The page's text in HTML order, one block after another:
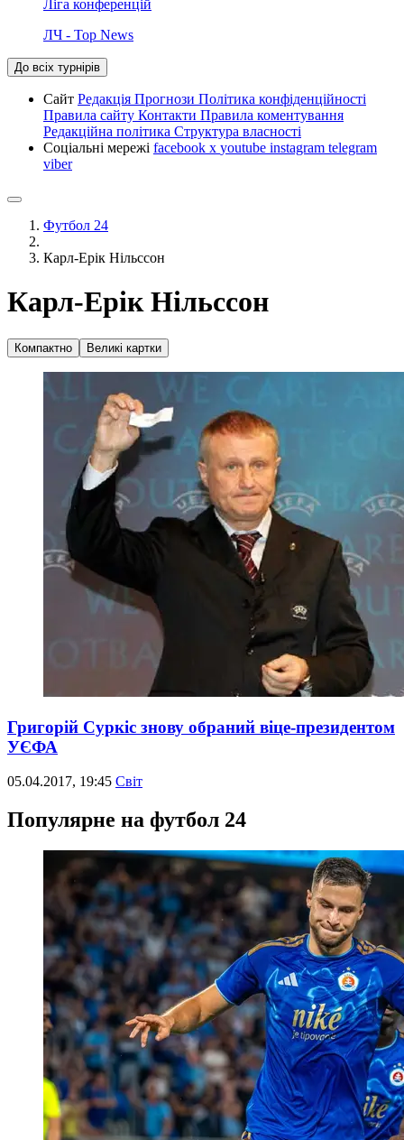
Ліга конференцій
ЛЧ - Top News
До всіх турнірів
Сайт Редакція Прогнози Політика конфіденційності
Правила сайту Контакти Правила коментування
Редакційна політика Структура власності
Соціальні мережі facebook x youtube instagram telegram
viber
Футбол 24
Карл-Ерік Нільссон
Карл-Ерік Нільссон
Компактно Великі картки
Григорій Суркіс знову обраний віце-президентом
УЄФА
05.04.2017, 19:45 Світ
Популярне на футбол 24